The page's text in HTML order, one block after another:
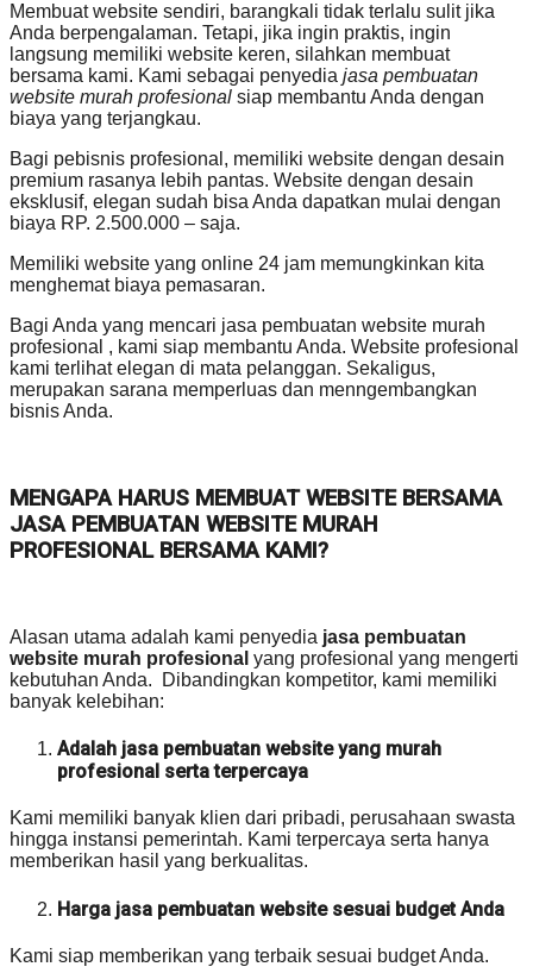
Membuat website sendiri, barangkali tidak terlalu sulit jika
Anda berpengalaman. Tetapi, jika ingin praktis, ingin
langsung memiliki website keren, silahkan membuat
bersama kami. Kami sebagai penyedia jasa pembuatan
website murah profesional siap membantu Anda dengan
biaya yang terjangkau.
Bagi pebisnis profesional, memiliki website dengan desain
premium rasanya lebih pantas. Website dengan desain
eksklusif, elegan sudah bisa Anda dapatkan mulai dengan
biaya RP. 2.500.000 – saja.
Memiliki website yang online 24 jam memungkinkan kita
menghemat biaya pemasaran.
Bagi Anda yang mencari jasa pembuatan website murah
profesional , kami siap membantu Anda. Website profesional
kami terlihat elegan di mata pelanggan. Sekaligus,
merupakan sarana memperluas dan menngembangkan
bisnis Anda.
MENGAPA HARUS MEMBUAT WEBSITE BERSAMA
JASA PEMBUATAN WEBSITE MURAH
PROFESIONAL BERSAMA KAMI?
Alasan utama adalah kami penyedia jasa pembuatan
website murah profesional yang profesional yang mengerti
kebutuhan Anda. Dibandingkan kompetitor, kami memiliki
banyak kelebihan:
Adalah jasa pembuatan website yang murah
profesional serta terpercaya
Kami memiliki banyak klien dari pribadi, perusahaan swasta
hingga instansi pemerintah. Kami terpercaya serta hanya
memberikan hasil yang berkualitas.
Harga jasa pembuatan website sesuai budget Anda
Kami siap memberikan yang terbaik sesuai budget Anda.